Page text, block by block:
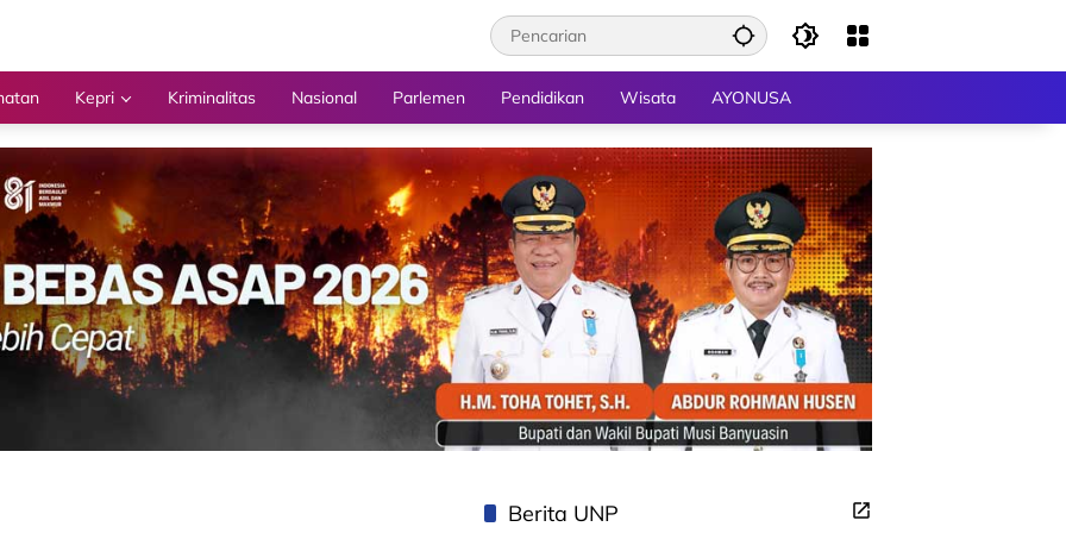
Kepri Kriminalitas Nasional Parlemen Pendidikan Wisata AYONUSA
Berita UNP